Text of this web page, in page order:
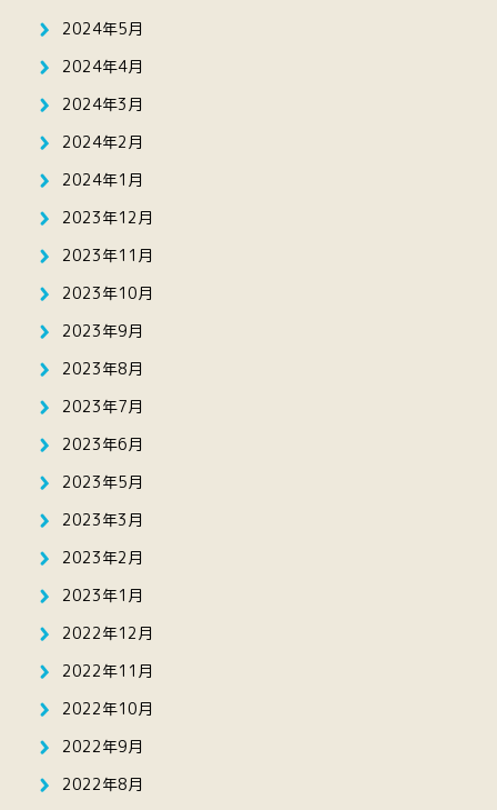
2024年5月
2024年4月
2024年3月
2024年2月
2024年1月
2023年12月
2023年11月
2023年10月
2023年9月
2023年8月
2023年7月
2023年6月
2023年5月
2023年3月
2023年2月
2023年1月
2022年12月
2022年11月
2022年10月
2022年9月
2022年8月